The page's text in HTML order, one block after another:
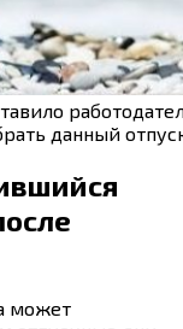
данный
может